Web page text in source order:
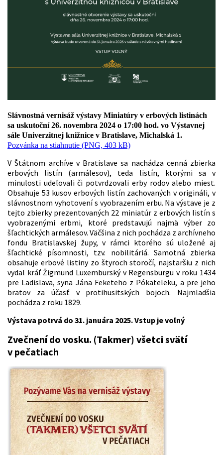
Slávnostná vernisáž výstavy Miniatúry v erbových listinách
sa uskutoční 26. novembra 2024 o 17:00 hod. vo Výstavnej
sále Univerzitnej knižnice v Bratislave, Michalská 1.
Pozvánka na stiahnutie (PNG, 403 kB)
V Štátnom archíve v Bratislave sa nachádza cenná zbierka
erbových listín (armálesov), teda listín, ktorými sa v
minulosti udeľovali či potvrdzovali erby rodov alebo miest.
Obsahuje 53 kusov erbových listín zachovaných v origináli, v
slávnostnom vyhotovení s vyobrazením erbu. Na výstave je z
tejto zbierky prezentovaných 22 miniatúr z erbových listín s
vyobrazenými erbmi, ktoré predstavujú najmä výber zo
šľachtických armálesov. Väčšina z nich pochádza z archívneho
fondu Bratislavskej župy, v rámci ktorého sú uložené aj
šľachtické písomnosti, tzv. nobilitáriá. Samotná zbierka
obsahuje erbové listiny zo štyroch storočí, najstaršiu z nich
vydal kráľ Žigmund Luxemburský v Regensburgu v roku 1434
pre Ladislava, syna Jána Feketeho z Pókateleku, a pre jeho
bratov za účasť v protihusitských bojoch. Najmladšia
pochádza z roku 1829.
Výstava potrvá do 31. januára 2025. Vstup je voľný
Zvečnení do vosku. (Takmer) všetci svätí
v pečatiach